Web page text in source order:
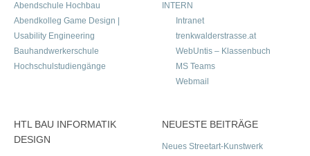
Abendschule Hochbau
Abendkolleg Game Design |
Usability Engineering
Bauhandwerkerschule
Hochschulstudiengänge
INTERN
Intranet
trenkwalderstrasse.at
WebUntis – Klassenbuch
MS Teams
Webmail
HTL BAU INFORMATIK
DESIGN
NEUESTE BEITRÄGE
Neues Streetart-Kunstwerk